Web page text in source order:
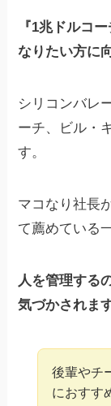
『1兆ドルコ
なりたい方に
シリコンバレ
ーチ、ビル・
す。
マコなり社長
て薦めている
人を管理する
気づかされます
後輩やチ
におすす